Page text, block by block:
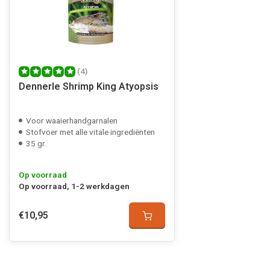
(4)
Dennerle Shrimp King Atyopsis
Voor waaierhandgarnalen
Stofvoer met alle vitale ingrediënten
35 gr.
Op voorraad
Op voorraad, 1-2 werkdagen
€10,95